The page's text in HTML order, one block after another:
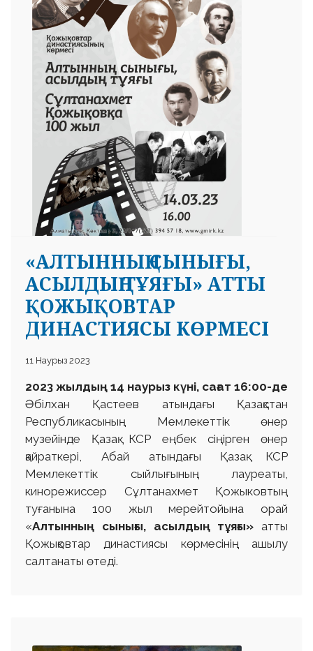
«АЛТЫННЫҢ СЫНЫҒЫ,
АСЫЛДЫҢ ТҰЯҒЫ» АТТЫ
ҚОЖЫҚОВТАР
ДИНАСТИЯСЫ КӨРМЕСІ
11 Наурыз 2023
2023 жылдың 14 наурыз күні, сағат 16:00-де
Әбілхан Қастеев атындағы Қазақстан
Республикасының Мемлекеттік өнер
музейінде Қазақ КСР еңбек сіңірген өнер
қайраткері, Абай атындағы Қазақ КСР
Мемлекеттік сыйлығының лауреаты,
кинорежиссер Сұлтанахмет Қожыковтың
туғанына 100 жыл мерейтойына орай
«Алтынның сынығы, асылдың тұяғы» атты
Қожықовтар династиясы көрмесінің ашылу
салтанаты өтеді.